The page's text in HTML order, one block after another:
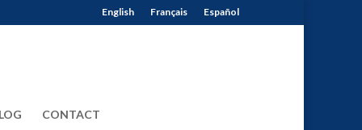
English Français Español
CONTACT